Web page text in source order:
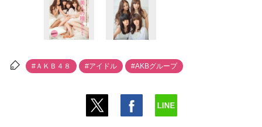
#ＡＫＢ４８ #アイドル #AKBグループ